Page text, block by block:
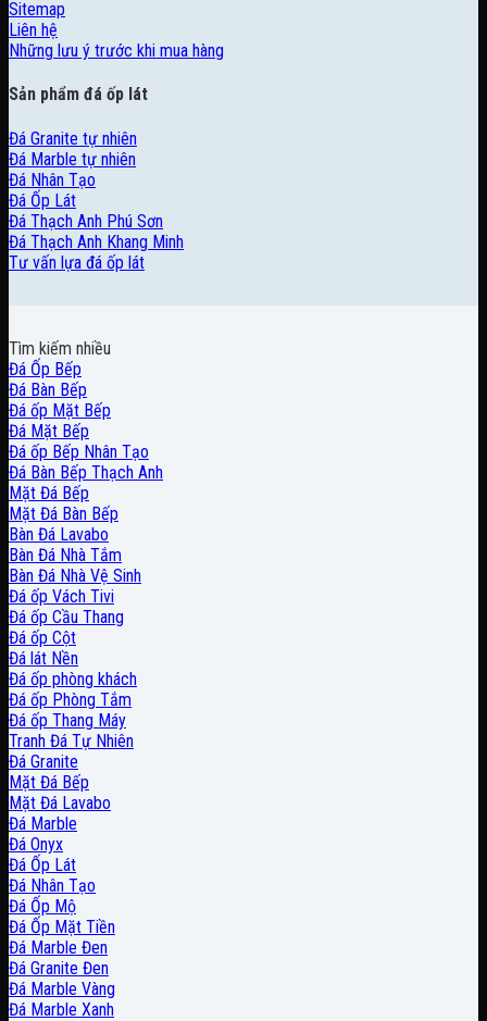
Sitemap
Liên hệ
Những lưu ý trước khi mua hàng
Sản phẩm đá ốp lát
Đá Granite tự nhiên
Đá Marble tự nhiên
Đá Nhân Tạo
Đá Ốp Lát
Đá Thạch Anh Phú Sơn
Đá Thạch Anh Khang Minh
Tư vấn lựa đá ốp lát
Tìm kiếm nhiều
Đá Ốp Bếp
Đá Bàn Bếp
Đá ốp Mặt Bếp
Đá Mặt Bếp
Đá ốp Bếp Nhân Tạo
Đá Bàn Bếp Thạch Anh
Mặt Đá Bếp
Mặt Đá Bàn Bếp
Bàn Đá Lavabo
Bàn Đá Nhà Tắm
Bàn Đá Nhà Vệ Sinh
Đá ốp Vách Tivi
Đá ốp Cầu Thang
Đá ốp Cột
Đá lát Nền
Đá ốp phòng khách
Đá ốp Phòng Tắm
Đá ốp Thang Máy
Tranh Đá Tự Nhiên
Đá Granite
Mặt Đá Bếp
Mặt Đá Lavabo
Đá Marble
Đá Onyx
Đá Ốp Lát
Đá Nhân Tạo
Đá Ốp Mộ
Đá Ốp Mặt Tiền
Đá Marble Đen
Đá Granite Đen
Đá Marble Vàng
Đá Marble Xanh